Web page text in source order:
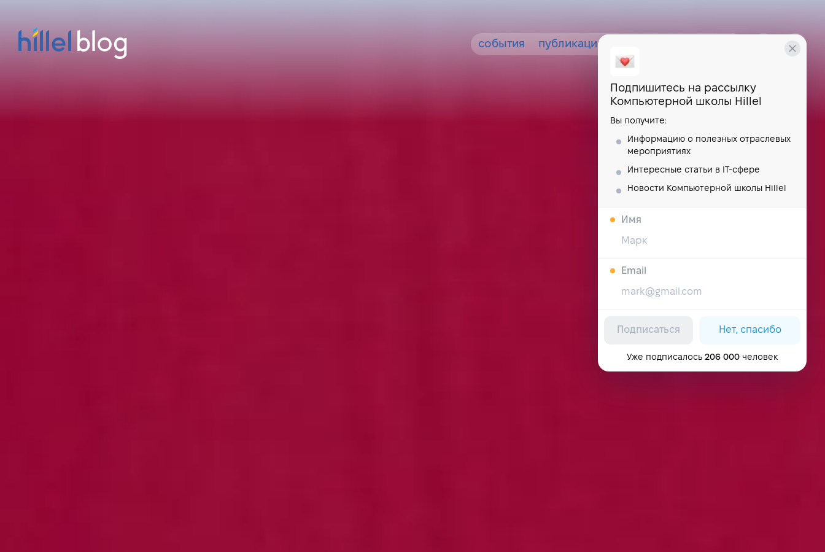
события публикации
Подпишитесь на рассылку
Компьютерной школы Hillel
Вы получите:
Информацию о полезных отраслевых
мероприятиях
Интересные статьи в IT-сфере
Новости Компьютерной школы Hillel
Имя
Email
Подписаться Нет, спасибо
Уже подписалось 206 000 человек